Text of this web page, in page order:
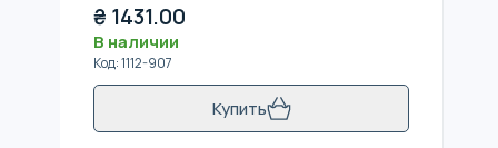
₴ 1431.00
В наличии
Код:1112-907
Купить